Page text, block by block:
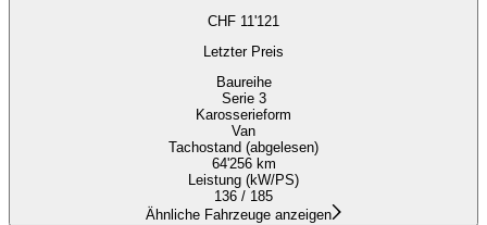
CHF 11'121
Letzter Preis
Baureihe
Serie 3
Karosserieform
Van
Tachostand (abgelesen)
64'256 km
Leistung (kW/PS)
136 / 185
Ähnliche Fahrzeuge anzeigen